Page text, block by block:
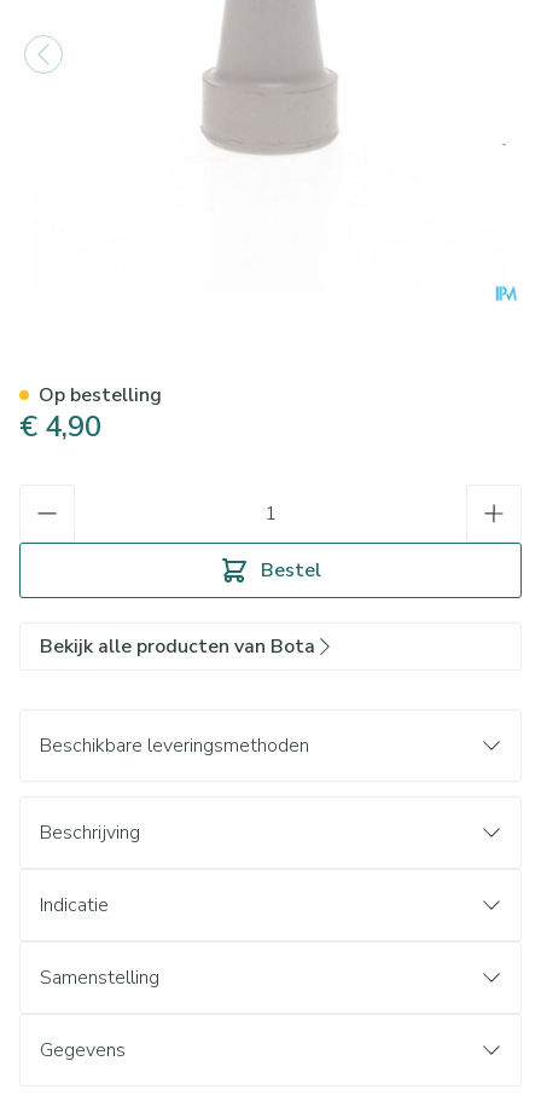
€ 4,90
Bestel
Op bestelling
Bekijk alle producten van Bota
Beschikbare leveringsmethoden
Beschrijving
Indicatie
Samenstelling
Gegevens